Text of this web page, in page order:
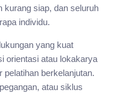
kurang siap, dan seluruh
individu.
yang kuat
orientasi atau lokakarya
berkelanjutan.
atau siklus